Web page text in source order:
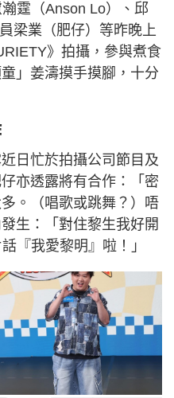
霆（Anson Lo）、邱
梁業（肥仔）等昨晚上
》拍攝，參與煮食
」姜濤摸手摸腳，十分
日忙於拍攝公司節目及
亦透露將有合作：「密
。（唱歌或跳舞？）唔
生：「對住黎生我好開
『我愛黎明』啦！」